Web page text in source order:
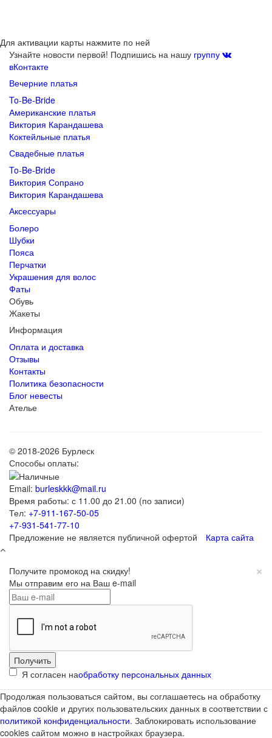
Для активации карты нажмите по ней
Узнайте новости первой! Подпишись на нашу группу
вКонтакте
Вечерние платья
To-Be-Bride
Американские платья
Виктория Карандашева
Коктейльные платья
Свадебные платья
To-Be-Bride
Виктория Сопрано
Виктория Карандашева
Аксессуары
Болеро
Шубки
Пояса
Перчатки
Украшения для волос
Фаты
Обувь
Жакеты
Информация
Оплата и доставка
Отзывы
Контакты
Политика безопасности
Блог невесты
Ателье
© 2018-2026 Бурлеск
Способы оплаты:
Email: burleskkk@mail.ru
Время работы: с 11.00 до 21.00 (по записи)
Тел: +7-911-167-50-05
+7-931-541-77-10
Предложение не является публичной офертой
Карта сайта
×
Получите промокод на скидку!
Мы отправим его на Ваш e-mail
Я согласен наобработку персональных данных
Продолжая пользоваться сайтом, вы соглашаетесь на обработку
файлов cookie и других пользовательских данных в соответствии с
политикой конфиденциальности. Заблокировать использование
cookies сайтом можно в настройках браузера.